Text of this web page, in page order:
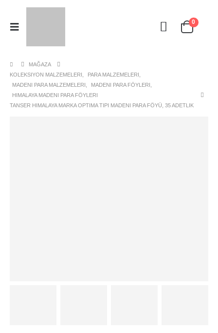
0
MAĞAZA
KOLEKSIYON MALZEMELERI
PARA MALZEMELERI
MADENI PARA MALZEMELERI
MADENI PARA FÖYLERI
HIMALAYA MADENI PARA FÖYLERI
TANSER HIMALAYA MARKA OPTIMA TIPI MADENI PARA FÖYÜ, 35 ADETLIK